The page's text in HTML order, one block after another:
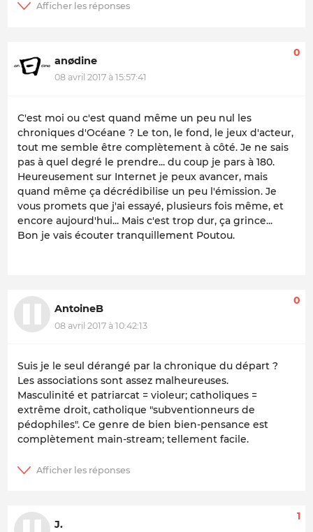
anødine
08 avril 2017 à 15:57:41
0
C'est moi ou c'est quand même un peu nul les
chroniques d'Océane ? Le ton, le fond, le jeux d'acteur,
tout me semble être complètement à côté. Je ne sais
pas à quel degré le prendre... du coup je pars à 180.
Heureusement sur Internet je peux avancer, mais
quand même ça décrédibilise un peu l'émission. Je
vous promets que j'ai essayé, plusieurs fois même, et
encore aujourd'hui... Mais c'est trop dur, ça grince...
Bon je vais écouter tranquillement Poutou.
AntoineB
08 avril 2017 à 10:42:13
0
Suis je le seul dérangé par la chronique du départ ?
Les associations sont assez malheureuses.
Masculinité et patriarcat = violeur; catholiques =
extrême droit, catholique "subventionneurs de
pédophiles". Ce genre de bien bien-pensance est
complètement main-stream; tellement facile.
J.
1